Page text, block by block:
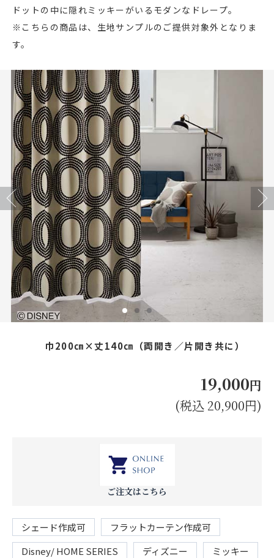
私たちのこだわり
お客様の声
お役立ち情報
FAQ
お問い合わせ
お気に入りリスト
お見積り来店予約はこちら
法人のお客様へ
ドットの中に隠れミッキーがいるモダンなドレープ。
※こちらの商品は、生地サンプルのご提供対象外となりま
す。
Previous Next
巾200㎝×丈140㎝（両開き／片開き共に）
19,000円
(税込 20,900円)
ご注文はこちら
シェード作成可
フラットカーテン作成可
Disney/ HOME SERIES
ディズニー
ミッキー